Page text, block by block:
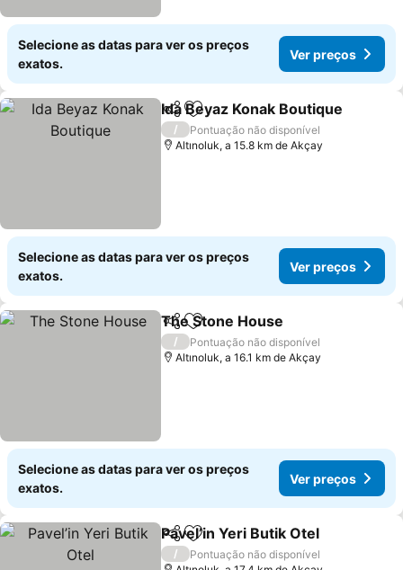
Selecione as datas para ver os preços
exatos.
Ver preços
PartilharAdicionar aos favoritos
Ida Beyaz Konak Boutique
/
Pontuação não disponível
Altınoluk, a 15.8 km de Akçay
Selecione as datas para ver os preços
exatos.
Ver preços
PartilharAdicionar aos favoritos
The Stone House
/
Pontuação não disponível
Altınoluk, a 16.1 km de Akçay
Selecione as datas para ver os preços
exatos.
Ver preços
PartilharAdicionar aos favoritos
Pavel’in Yeri Butik Otel
/
Pontuação não disponível